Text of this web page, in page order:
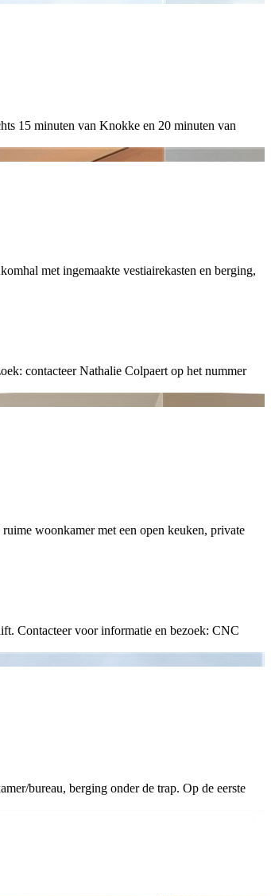
15 minuten van Knokke en 20 minuten van
met ingemaakte vestiairekasten en berging,
contacteer Nathalie Colpaert op het nummer
woonkamer met een open keuken, private
Contacteer voor informatie en bezoek: CNC
bureau, berging onder de trap. Op de eerste